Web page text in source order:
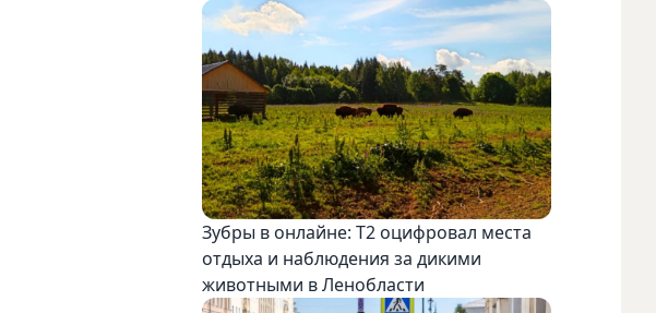
Зубры в онлайне: Т2 оцифровал места
отдыха и наблюдения за дикими
животными в Ленобласти